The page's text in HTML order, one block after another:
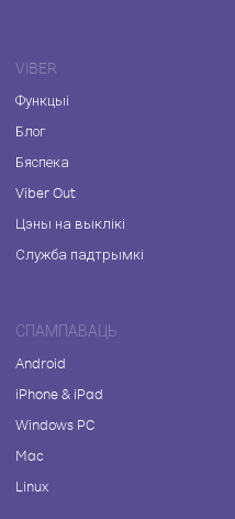
VIBER
Функцыі
Блог
Бяспека
Viber Out
Цэны на выклікі
Служба падтрымкі
СПАМПАВАЦЬ
Android
iPhone & iPad
Windows PC
Mac
Linux